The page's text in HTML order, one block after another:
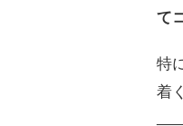
て
特
着